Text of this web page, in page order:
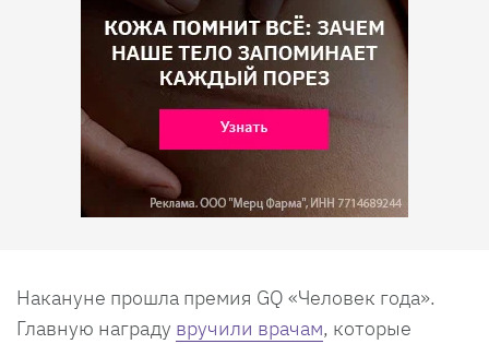
Накануне прошла премия GQ «Человек года».
Главную награду вручили врачам, которые